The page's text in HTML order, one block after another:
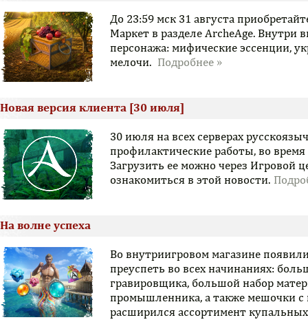
До 23:59 мск 31 августа
Маркет в разделе ArcheAge. Внутри
персонажа: мифические эссенции,
мелочи.
Новая версия клиента [30 июля]
30 июля на всех серверах
профилактические работы, во
Загрузить ее можно через Игровой
ознакомиться в этой новости.
На волне успеха
Во внутриигровом магазине
преуспеть во всех начинаниях:
гравировщика, большой набор
промышленника, а также мешочки с
расширился ассортимент